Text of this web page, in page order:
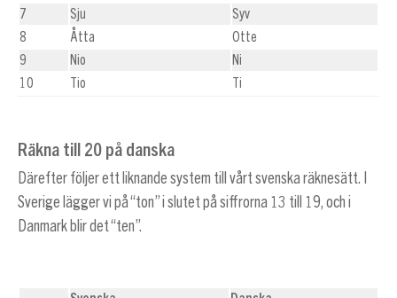
7
Sju
Syv
8
Åtta
Otte
9
Nio
Ni
10
Tio Ti
Räkna till 20 på danska
Därefter följer ett liknande system till vårt svenska räknesätt. I
Sverige lägger vi på “ton” i slutet på siffrorna 13 till 19, och i
Danmark blir det “ten”.